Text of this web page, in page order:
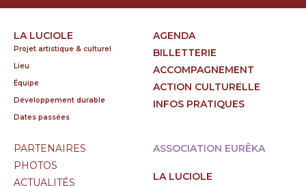
LA LUCIOLE
Projet artistique & culturel
Lieu
Équipe
Développement durable
Dates passées
AGENDA
BILLETTERIE
ACCOMPAGNEMENT
ACTION CULTURELLE
INFOS PRATIQUES
PARTENAIRES
PHOTOS
ACTUALITÉS
ASSOCIATION EURÊKA
LA LUCIOLE